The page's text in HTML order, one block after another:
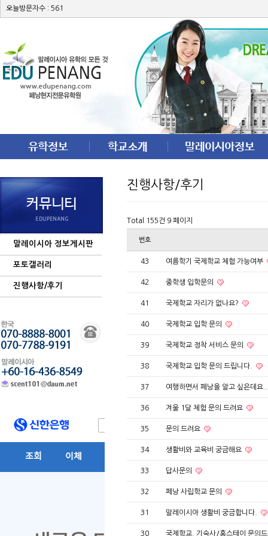
오늘방문자수 : 561
말레이시아 정보게시판
포토갤러리
진행사항/후기
진행사항/후기
Total 155건 9 페이지
번호
43 여름학기 국제학교 체험 가능여부
42 중학생 입학문의
41 국제학교 자리가 없나요?
40 국제학교 입학 문의
39 국제학교 정착 서비스 문의
38 국제학교 입학 문의 드립니다.
37 여행하면서 페낭을 알고 싶은데요
36 겨울 1달 체험 문의 드려요
35 문의 드려요
34 생활비와 교육비 궁금해요
33 답사문의
32 페낭 사립학교 문의
31 말레이시아 생활비 궁금합니다.
30 국제학교, 기숙사/홈스테이 문의